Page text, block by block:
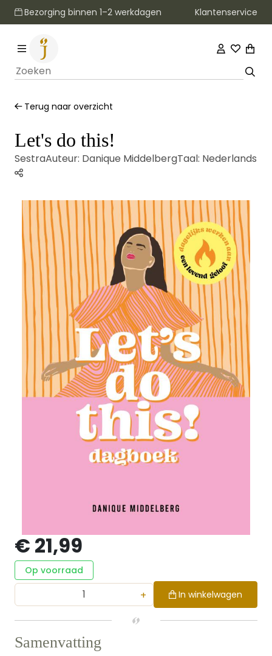
Bezorging binnen 1–2 werkdagen Klantenservice
Terug naar overzicht
Let's do this!
SestraAuteur: Danique MiddelbergTaal: Nederlands
€ 21,99
Op voorraad
+ In winkelwagen
Samenvatting